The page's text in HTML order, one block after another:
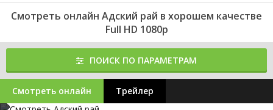
Смотреть онлайн Адский рай в хорошем качестве
Full HD 1080p
ПОИСК ПО ПАРАМЕТРАМ
Смотреть онлайн Трейлер